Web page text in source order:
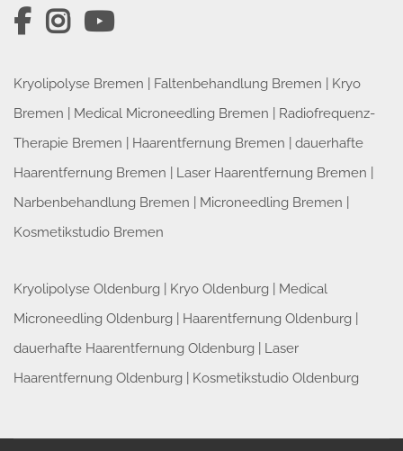
Kryolipolyse Bremen Faltenbehandlung Bremen
Kryo
Bremen
Medical Microneedling Bremen
Radiofrequenz-
Therapie Bremen
Haarentfernung Bremen
dauerhafte
Haarentfernung Bremen
Laser Haarentfernung Bremen
Narbenbehandlung Bremen
Microneedling Bremen
Kosmetikstudio Bremen
Kryolipolyse Oldenburg Kryo Oldenburg
Medical
Microneedling Oldenburg
Haarentfernung Oldenburg
dauerhafte Haarentfernung Oldenburg
Laser
Haarentfernung Oldenburg
Kosmetikstudio Oldenburg